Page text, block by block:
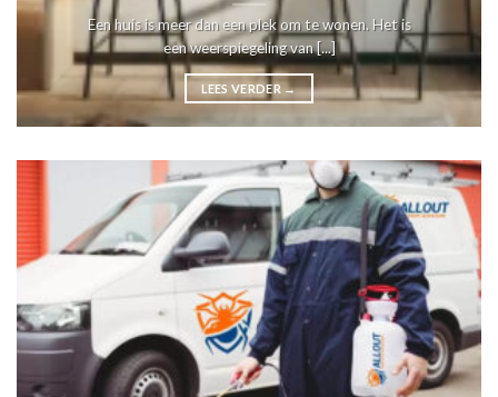
Een huis is meer dan een plek om te wonen. Het is
een weerspiegeling van [...]
LEES VERDER→